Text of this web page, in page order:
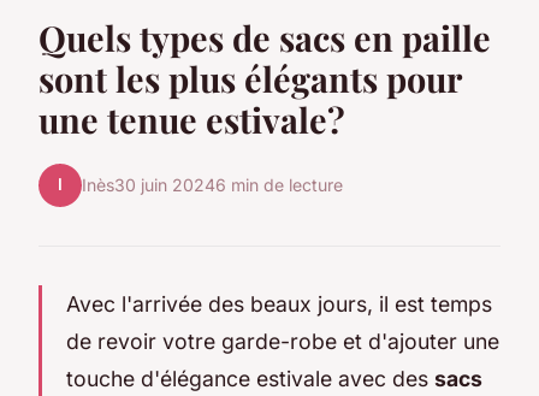
Quels types de sacs en paille
sont les plus élégants pour
une tenue estivale?
I Inès30 juin 20246 min de lecture
Avec l'arrivée des beaux jours, il est temps
de revoir votre garde-robe et d'ajouter une
touche d'élégance estivale avec des sacs